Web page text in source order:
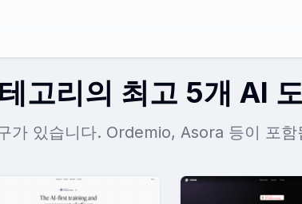
고리의 최고 5개 AI
가 있습니다. Ordemio, Asora 등이 포함